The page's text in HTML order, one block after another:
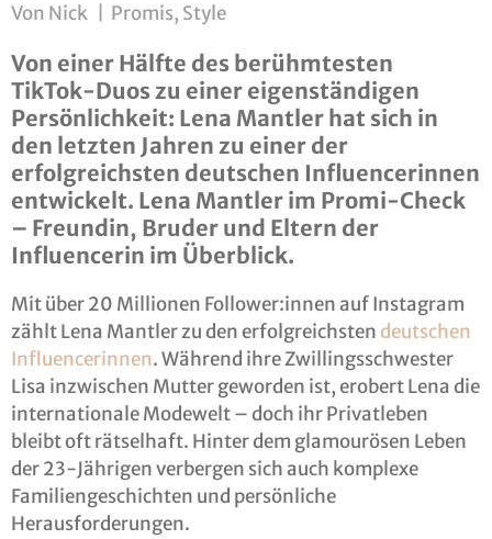
Von Nick Promis, Style
Von einer Hälfte des berühmtesten
TikTok-Duos zu einer eigenständigen
Persönlichkeit: Lena Mantler hat sich in
den letzten Jahren zu einer der
erfolgreichsten deutschen Influencerinnen
entwickelt. Lena Mantler im Promi-Check
– Freundin, Bruder und Eltern der
Influencerin im Überblick.
Mit über 20 Millionen Follower:innen auf Instagram
zählt Lena Mantler zu den erfolgreichsten deutschen
Influencerinnen. Während ihre Zwillingsschwester
Lisa inzwischen Mutter geworden ist, erobert Lena die
internationale Modewelt – doch ihr Privatleben
bleibt oft rätselhaft. Hinter dem glamourösen Leben
der 23-Jährigen verbergen sich auch komplexe
Familiengeschichten und persönliche
Herausforderungen.